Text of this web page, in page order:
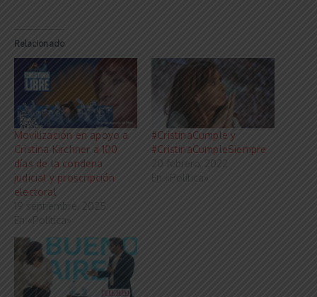
Relacionado
Movilización en apoyo a
Cristina Kirchner a 100
días de la condena
judicial y proscripción
electoral
19 septiembre, 2025
En «Política»
#CristinaCumple y
#CristinaCumpleSiempre
20 febrero, 2022
En «Política»